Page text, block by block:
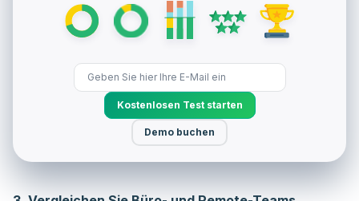
Kostenlosen Test starten
Demo buchen